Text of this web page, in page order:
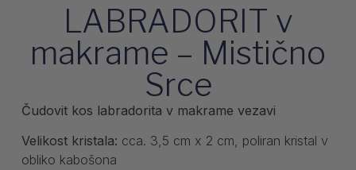
LABRADORIT v
makrame – Mistično
Srce
Čudovit kos labradorita v makrame vezavi
Velikost kristala: cca. 3,5 cm x 2 cm, poliran kristal v
obliko kabošona